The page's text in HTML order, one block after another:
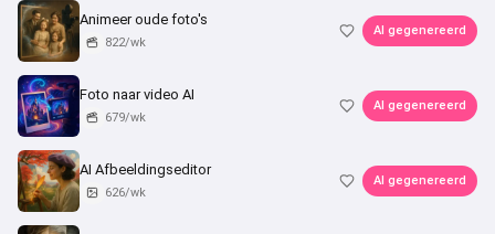
Animeer oude foto's
822/wk
AI gegenereerd
Foto naar video AI
679/wk
AI gegenereerd
AI Afbeeldingseditor
626/wk
AI gegenereerd